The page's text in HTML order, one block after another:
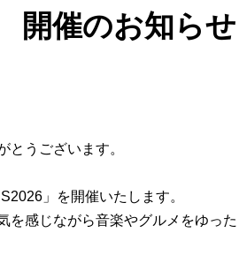
開催のお知らせ
とうございます。
」を開催いたします。
を感じながら音楽やグルメをゆっ